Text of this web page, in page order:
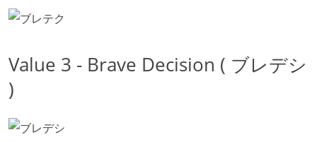
Value 3 - Brave Decision ( ブレデシ
)